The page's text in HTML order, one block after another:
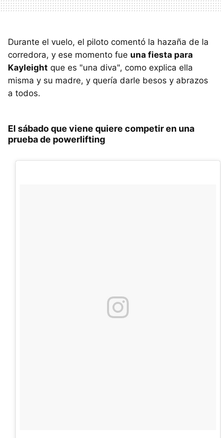
Durante el vuelo, el piloto comentó la hazaña de la
corredora, y ese momento fue una fiesta para
Kayleight que es "una diva", como explica ella
misma y su madre, y quería darle besos y abrazos
a todos.
El sábado que viene quiere competir en una
prueba de powerlifting